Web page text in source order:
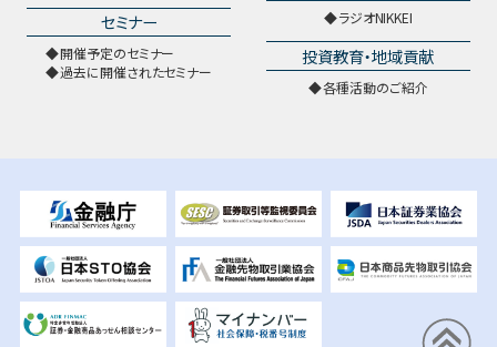
セミナー
開催予定のセミナー
過去に開催されたセミナー
ラジオNIKKEI
投資教育・地域貢献
各種活動のご紹介